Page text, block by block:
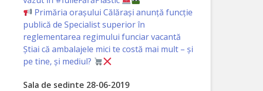
Primăria orașului Călărași anunță funcție
publică de Specialist superior în
reglementarea regimului funciar vacantă
Știai că ambalajele mici te costă mai mult – și
pe tine, și mediul?
Sala de sedinte 28-06-2019